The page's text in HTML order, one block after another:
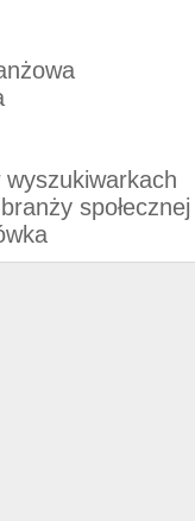
wyszukiwarkach
społecznej